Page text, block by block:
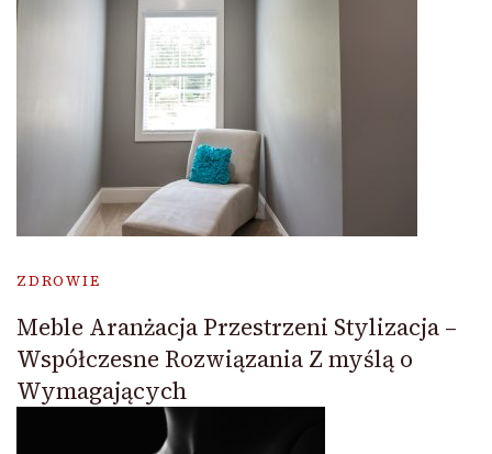
ZDROWIE
Meble Aranżacja Przestrzeni Stylizacja –
Współczesne Rozwiązania Z myślą o
Wymagających